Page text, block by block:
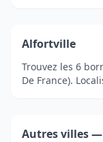
Alfortville
Trouvez les 6
De France).
Autres villes —